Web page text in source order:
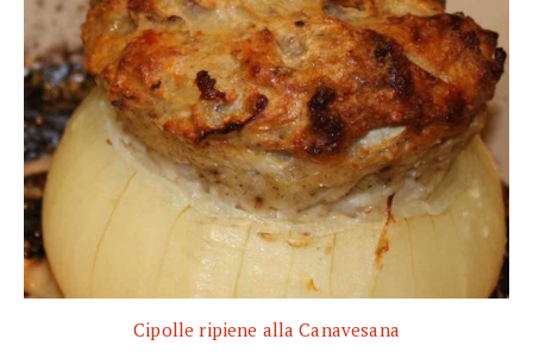
Cipolle ripiene alla Canavesana